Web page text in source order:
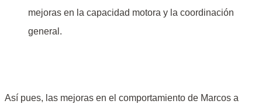
mejoras en la capacidad motora y la coordinación
general.
Así pues, las mejoras en el comportamiento de Marcos a